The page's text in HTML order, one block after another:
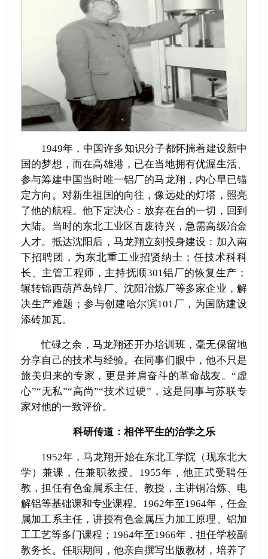
1949年，中国许多知识分子都怀揣着建设新中
国的梦想，而在高雄港，已在当地拥有优渥生活、
参与筹建中国当时唯一铝厂的马龙翔，内心早已锚
定方向。对新生祖国的向往，像远处的灯塔，照亮
了他的航程。他下定决心：放弃在台的一切，回到
大陆。当时的东北工业区百废待兴，急需高级冶金
人才。抵达沈阳后，马龙翔立刻投身建设：加入南
下招聘团，为东北重工业招贤纳士；任技术科科
长、主管工程师，主持抚顺301铝厂的恢复生产；
辗转锦西葫芦岛锌厂、沈阳冶炼厂等多家企业，解
决生产难题；参与创建哈尔滨101厂，为国防建设
添砖加瓦。
忙碌之余，马龙翔还开办培训班，毫无保留地
分享自己的技术与经验。在同事们眼中，他不只是
旅美归来的专家，更是并肩奋斗的革命战友。“虚
心”“无私”“高尚”“技术过硬”，这是同事与苏联专
家对他的一致评价。
科研传道：相伴平生的治学之乐
1952年，马龙翔开始在东北工学院（现东北大
学）兼课，任兼职教授。1955年，他正式受聘任
教，担任有色金属系主任、教授，主讲铜冶炼、电
解铝等基础课和专业课程。1962年至1964年，任金
属加工系主任，讲授有色金属压力加工原理、铝加
工工艺等多门课程；1964年至1966年，担任学校副
教务长。任职期间，他亲自撰写出版教材，培养了